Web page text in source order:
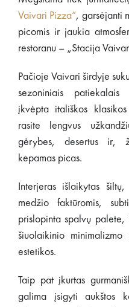
Vaivari Pizza“, garsėjanti
picomis ir jaukia
restoranu – „Stacija
Pačioje Vaivari širdyje
sezoniniais
įkvėpta itališkos
rasite lengvus
gėrybes, desertus ir,
kepamas picas.
Interjeras išlaikytas
medžio faktūromis,
prislopinta spalvų
šiuolaikinio
estetikos.
Taip pat įkurtas
galima įsigyti aukštos